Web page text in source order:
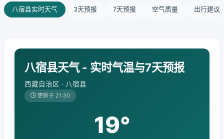
八宿县实时天气 3天预报 7天预报 空气质量 出行建议
八宿县天气 - 实时气温与7天预报
西藏自治区 · 八宿县
更新于 21:30
19°